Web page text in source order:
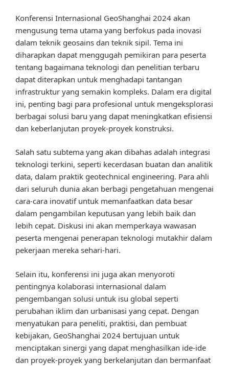
Konferensi Internasional GeoShanghai 2024 akan
mengusung tema utama yang berfokus pada inovasi
dalam teknik geosains dan teknik sipil. Tema ini
diharapkan dapat menggugah pemikiran para peserta
tentang bagaimana teknologi dan penelitian terbaru
dapat diterapkan untuk menghadapi tantangan
infrastruktur yang semakin kompleks. Dalam era digital
ini, penting bagi para profesional untuk mengeksplorasi
berbagai solusi baru yang dapat meningkatkan efisiensi
dan keberlanjutan proyek-proyek konstruksi.
Salah satu subtema yang akan dibahas adalah integrasi
teknologi terkini, seperti kecerdasan buatan dan analitik
data, dalam praktik geotechnical engineering. Para ahli
dari seluruh dunia akan berbagi pengetahuan mengenai
cara-cara inovatif untuk memanfaatkan data besar
dalam pengambilan keputusan yang lebih baik dan
lebih cepat. Diskusi ini akan memperkaya wawasan
peserta mengenai penerapan teknologi mutakhir dalam
pekerjaan mereka sehari-hari.
Selain itu, konferensi ini juga akan menyoroti
pentingnya kolaborasi internasional dalam
pengembangan solusi untuk isu global seperti
perubahan iklim dan urbanisasi yang cepat. Dengan
menyatukan para peneliti, praktisi, dan pembuat
kebijakan, GeoShanghai 2024 bertujuan untuk
menciptakan sinergi yang dapat menghasilkan ide-ide
dan proyek-proyek yang berkelanjutan dan bermanfaat